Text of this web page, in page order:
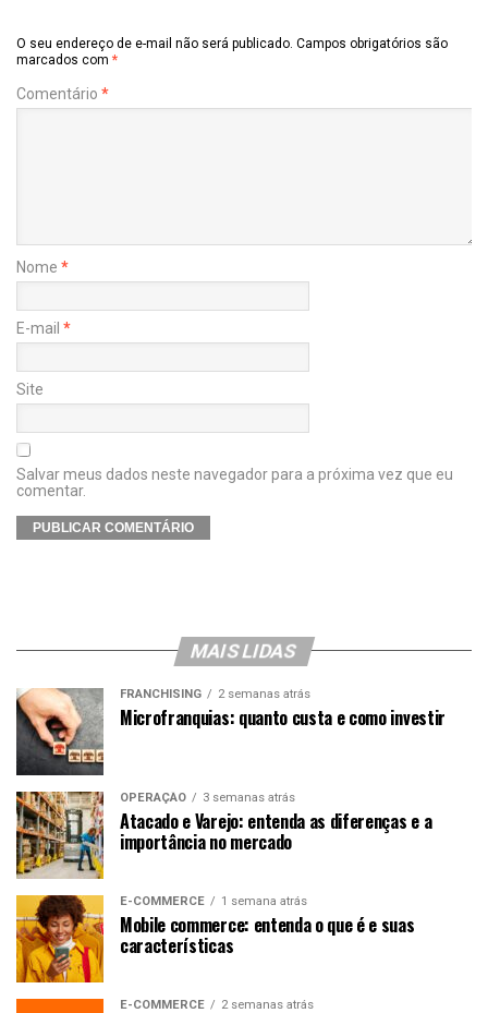
O seu endereço de e-mail não será publicado. Campos obrigatórios são
marcados com *
Comentário *
Nome *
E-mail *
Site
Salvar meus dados neste navegador para a próxima vez que eu
comentar.
MAIS LIDAS
FRANCHISING 2 semanas atrás
Microfranquias: quanto custa e como investir
OPERAÇÃO 3 semanas atrás
Atacado e Varejo: entenda as diferenças e a
importância no mercado
E-COMMERCE 1 semana atrás
Mobile commerce: entenda o que é e suas
características
E-COMMERCE 2 semanas atrás